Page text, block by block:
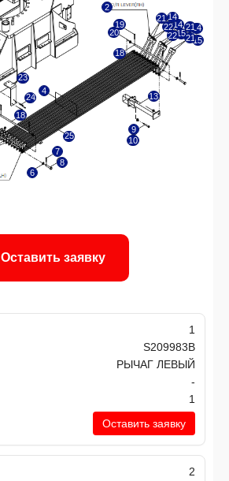
25
9
10
7
Оставить заявку
1
S209983B
РЫЧАГ ЛЕВЫЙ
-
1
Оставить заявку
2